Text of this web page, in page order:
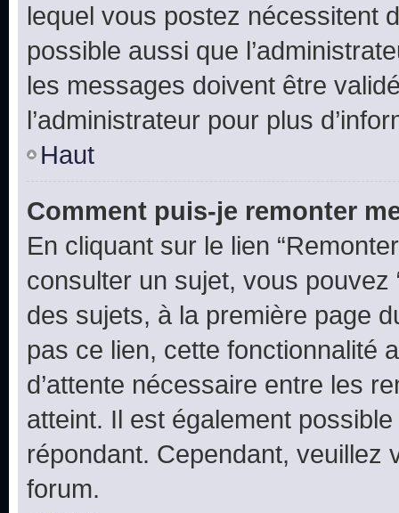
lequel vous postez nécessitent
possible aussi que
les messages doivent être
l’administrateur pour plus
Haut
Comment puis-je remonter
En cliquant sur le lien
consulter un sujet, vous pouvez
des sujets, à la première page
pas ce lien, cette fonctionnalité
d’attente nécessaire entre les
atteint. Il est également
répondant. Cependant,
forum.